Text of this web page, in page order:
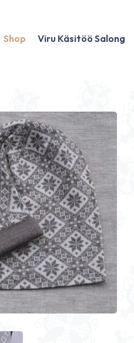
Shop Viru Käsitöö Salong